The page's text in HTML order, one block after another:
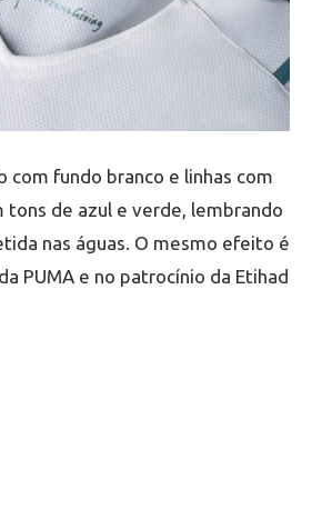
com fundo branco e linhas com
tons de azul e verde, lembrando
nas águas. O mesmo efeito é
PUMA e no patrocínio da Etihad